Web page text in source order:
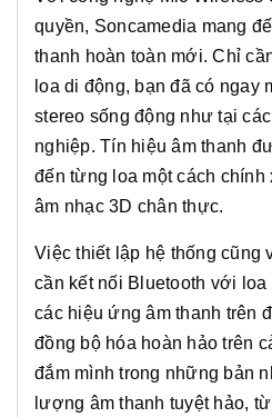
quyền, Soncamedia mang
thanh hoàn toàn mới. Chỉ
loa di động, bạn đã có ngay
stereo sống động như tại
nghiệp. Tín hiệu âm thanh
đến từng loa một cách chính
âm nhạc 3D chân thực.
Việc thiết lập hệ thống cũng
cần kết nối Bluetooth với
các hiệu ứng âm thanh trên
đồng bộ hóa hoàn hảo trên
đắm mình trong những bản
lượng âm thanh tuyệt hảo,